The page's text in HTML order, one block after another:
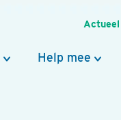
Actueel
Help mee